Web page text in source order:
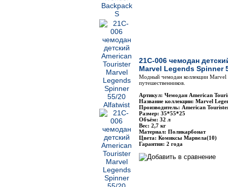
21C-006 чемодан
Marvel Legends Spinner
Модный чемодан коллекции Marvel
путешественников.
Артикул: Чемодан American
Название коллекции: Marvel
Производитель: American
Размер: 35*55*25
Объём: 32 л
Вес: 2,7 кг
Материал: Поликарбонат
Цвета: Комиксы Марвела(10)
Гарантия: 2 года